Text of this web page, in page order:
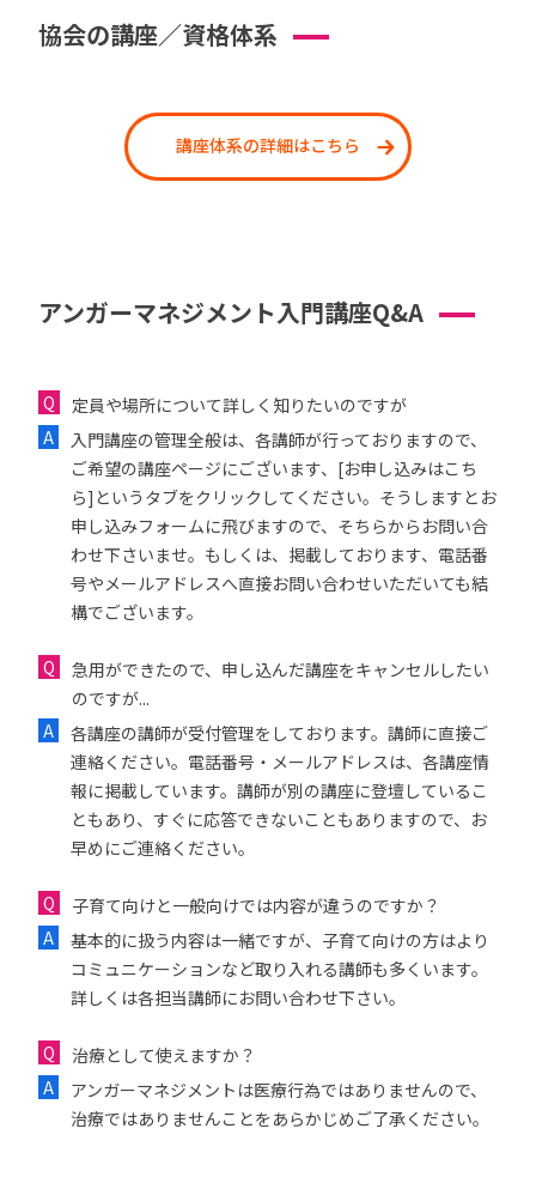
協会の講座／資格体系
講座体系の詳細はこちら
アンガーマネジメント入門講座Q&A
定員や場所について詳しく知りたいのですが
入門講座の管理全般は、各講師が行っておりますので、
ご希望の講座ページにございます、[お申し込みはこち
ら]というタブをクリックしてください。そうしますとお
申し込みフォームに飛びますので、そちらからお問い合
わせ下さいませ。もしくは、掲載しております、電話番
号やメールアドレスへ直接お問い合わせいただいても結
構でございます。
急用ができたので、申し込んだ講座をキャンセルしたい
のですが...
各講座の講師が受付管理をしております。講師に直接ご
連絡ください。電話番号・メールアドレスは、各講座情
報に掲載しています。講師が別の講座に登壇しているこ
ともあり、すぐに応答できないこともありますので、お
早めにご連絡ください。
子育て向けと一般向けでは内容が違うのですか？
基本的に扱う内容は一緒ですが、子育て向けの方はより
コミュニケーションなど取り入れる講師も多くいます。
詳しくは各担当講師にお問い合わせ下さい。
治療として使えますか？
アンガーマネジメントは医療行為ではありませんので、
治療ではありませんことをあらかじめご了承ください。